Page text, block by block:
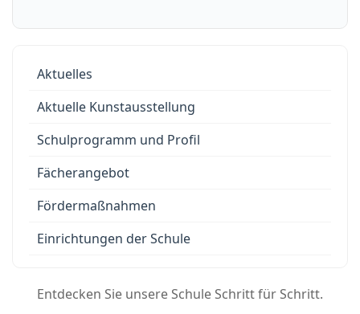
Aktuelles
Aktuelle Kunstausstellung
Schulprogramm und Profil
Fächerangebot
Fördermaßnahmen
Einrichtungen der Schule
Entdecken Sie unsere Schule Schritt für Schritt.